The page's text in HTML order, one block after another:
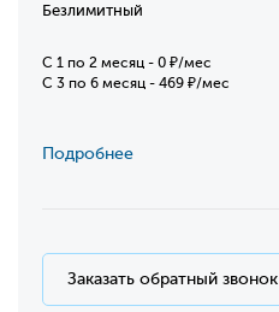
Безлимитный
C 1 по 2 месяц - 0 ₽/мес
С 3 по 6 месяц - 469 ₽/мес
Подробнее
Заказать обратный звонок